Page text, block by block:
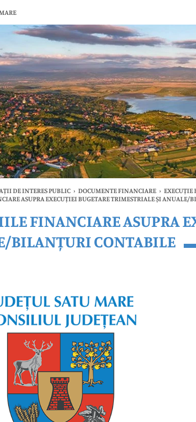
DE INTERES PUBLIC › DOCUMENTE FINANCIARE › EXECUȚIE
ASUPRA EXECUȚIEI BUGETARE TRIMESTRIALE ȘI ANUALE/
Ultimele Oricând
FINANCIARE ASUPRA
BILANȚURI CONTABILE